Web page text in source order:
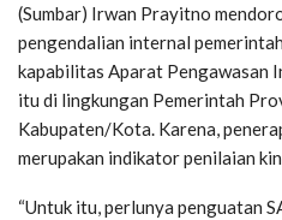
(Sumbar) Irwan Prayitno
pengendalian internal
kapabilitas Aparat Pengawasan
itu di lingkungan Pemerintah
Kabupaten/Kota. Karena,
merupakan indikator penilaian
“Untuk itu, perlunya penguatan